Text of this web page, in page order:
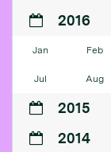
2016
Jan Feb
Jul Aug
2015
2014